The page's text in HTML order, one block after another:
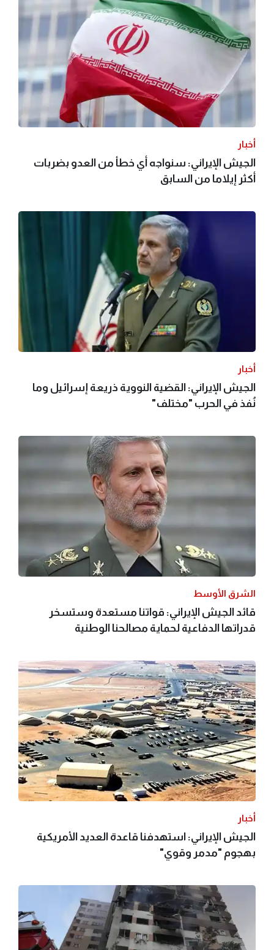
أخبار
الجيش الإيراني: سنواجه أي خطأ من العدو بضربات
أكثر إيلاما من السابق
أخبار
الجيش الإيراني: القضية النووية ذريعة إسرائيل وما
نُفذ في الحرب "مختلف"
الشرق الأوسط
قائد الجيش الإيراني: قواتنا مستعدة وستسخر
قدراتها الدفاعية لحماية مصالحنا الوطنية
أخبار
الجيش الإيراني: استهدفنا قاعدة العديد الأمريكية
بهجوم "مدمر وقوي"